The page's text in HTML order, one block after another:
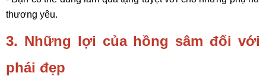
thương yêu.
3. Những lợi của hồng sâm đối với
phái đẹp